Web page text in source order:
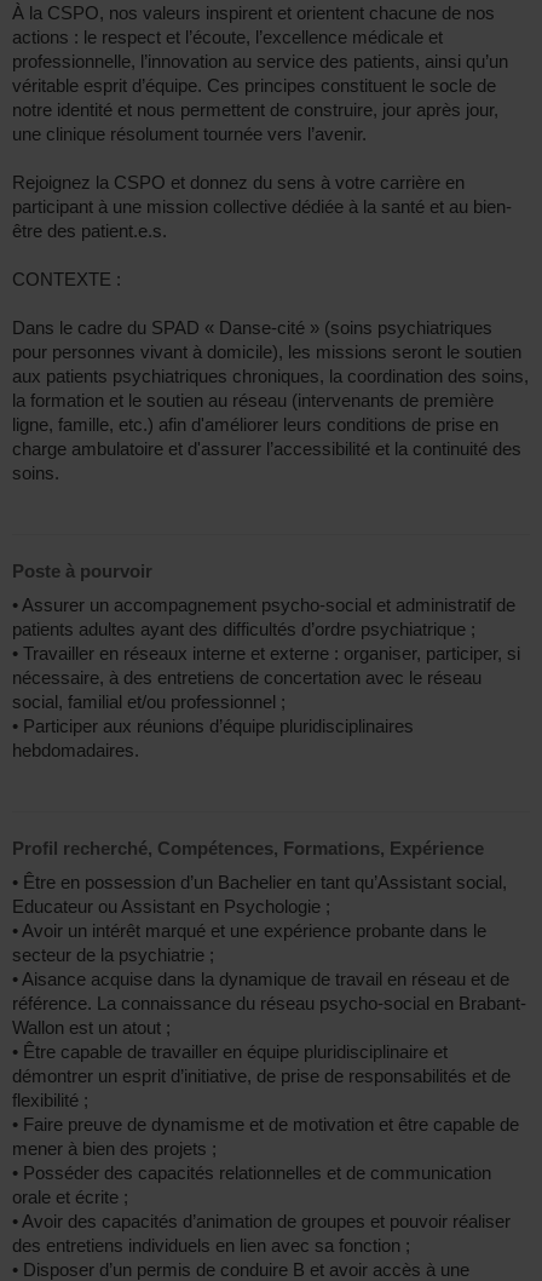
À la CSPO, nos valeurs inspirent et orientent chacune de nos
actions : le respect et l’écoute, l’excellence médicale et
professionnelle, l’innovation au service des patients, ainsi qu’un
véritable esprit d’équipe. Ces principes constituent le socle de
notre identité et nous permettent de construire, jour après jour,
une clinique résolument tournée vers l’avenir.
Rejoignez la CSPO et donnez du sens à votre carrière en
participant à une mission collective dédiée à la santé et au bien-
être des patient.e.s.
CONTEXTE :
Dans le cadre du SPAD « Danse-cité » (soins psychiatriques
pour personnes vivant à domicile), les missions seront le soutien
aux patients psychiatriques chroniques, la coordination des soins,
la formation et le soutien au réseau (intervenants de première
ligne, famille, etc.) afin d'améliorer leurs conditions de prise en
charge ambulatoire et d'assurer l’accessibilité et la continuité des
soins.
Poste à pourvoir
• Assurer un accompagnement psycho-social et administratif de
patients adultes ayant des difficultés d’ordre psychiatrique ;
• Travailler en réseaux interne et externe : organiser, participer, si
nécessaire, à des entretiens de concertation avec le réseau
social, familial et/ou professionnel ;
• Participer aux réunions d’équipe pluridisciplinaires
hebdomadaires.
Profil recherché, Compétences, Formations, Expérience
• Être en possession d’un Bachelier en tant qu’Assistant social,
Educateur ou Assistant en Psychologie ;
• Avoir un intérêt marqué et une expérience probante dans le
secteur de la psychiatrie ;
• Aisance acquise dans la dynamique de travail en réseau et de
référence. La connaissance du réseau psycho-social en Brabant-
Wallon est un atout ;
• Être capable de travailler en équipe pluridisciplinaire et
démontrer un esprit d’initiative, de prise de responsabilités et de
flexibilité ;
• Faire preuve de dynamisme et de motivation et être capable de
mener à bien des projets ;
• Posséder des capacités relationnelles et de communication
orale et écrite ;
• Avoir des capacités d’animation de groupes et pouvoir réaliser
des entretiens individuels en lien avec sa fonction ;
• Disposer d’un permis de conduire B et avoir accès à une